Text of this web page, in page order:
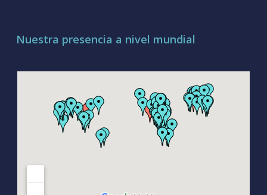
Nuestra presencia a nivel mundial